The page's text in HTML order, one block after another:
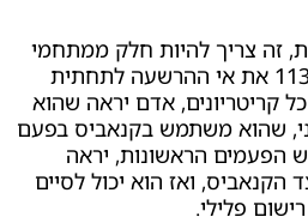
להיות חלק ממתחמי
לתיקון 113 את אי ההרשעה לתחתית
אדם יראה שהוא
משתמש בקנאביס בפעם
הראשונות, יראה
ואז הוא יכול לסיים